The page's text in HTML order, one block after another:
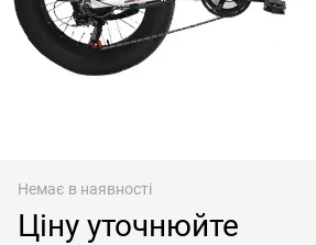
Немає в наявності
Ціну уточнюйте